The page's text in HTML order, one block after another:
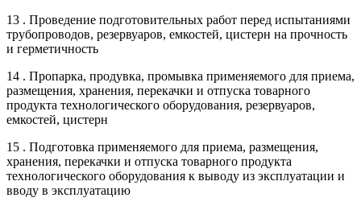
13 . Проведение подготовительных работ перед испытаниями
трубопроводов, резервуаров, емкостей, цистерн на прочность
и герметичность
14 . Пропарка, продувка, промывка применяемого для приема,
размещения, хранения, перекачки и отпуска товарного
продукта технологического оборудования, резервуаров,
емкостей, цистерн
15 . Подготовка применяемого для приема, размещения,
хранения, перекачки и отпуска товарного продукта
технологического оборудования к выводу из эксплуатации и
вводу в эксплуатацию